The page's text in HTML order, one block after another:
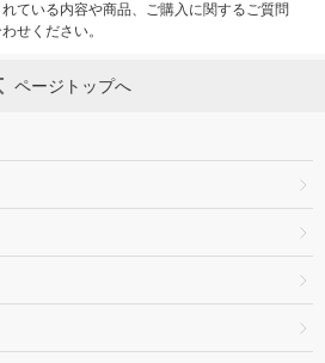
ている内容や商品、ご購入に関するご質問
せください。
ページトップへ